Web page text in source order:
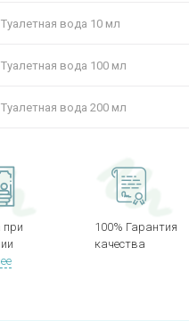
Туалетная вода 10 мл
Туалетная вода 100 мл
Туалетная вода 200 мл
при
100% Гарантия
качества